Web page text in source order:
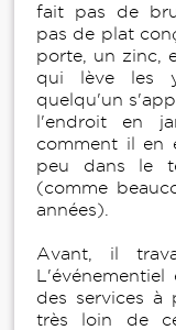
fait pas de
pas de plat
porte, un zinc,
qui lève les
quelqu'un
l'endroit en
comment il en
peu dans le
(comme
années).
Avant, il
L'événementiel
des services à
très loin de